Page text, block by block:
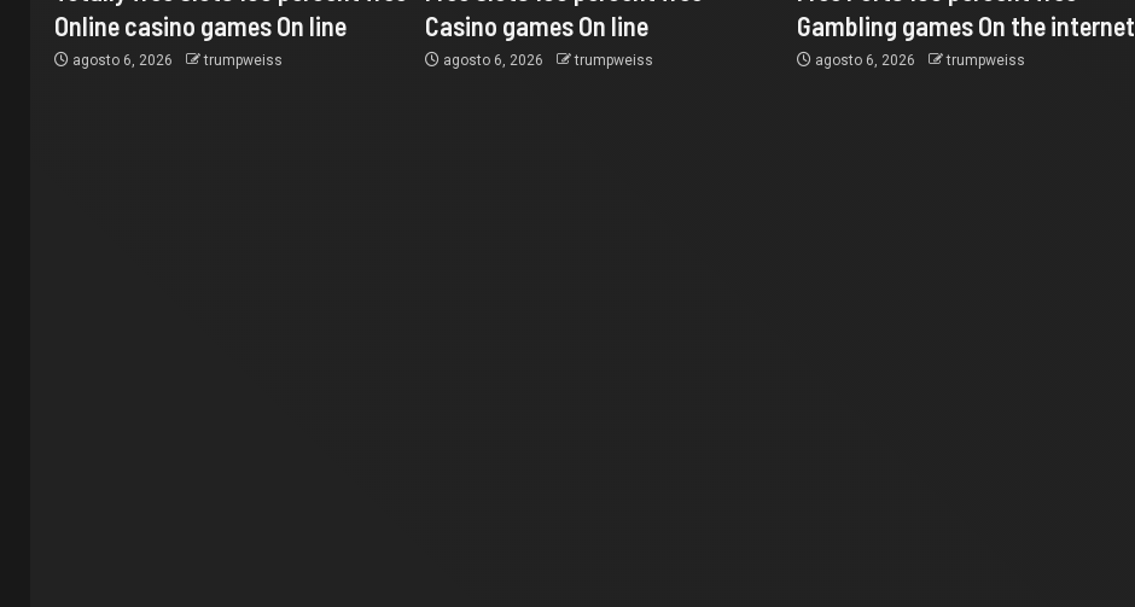
Online casino games On line
agosto 6, 2026 trumpweiss
Casino games On line
agosto 6, 2026 trumpweiss
Gambling games On the internet
agosto 6, 2026 trumpweiss